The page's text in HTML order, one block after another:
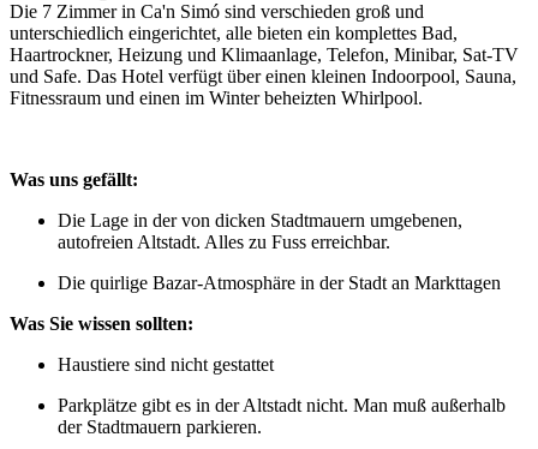
Die 7 Zimmer in Ca'n Simó sind verschieden groß und
unterschiedlich eingerichtet, alle bieten ein komplettes Bad,
Haartrockner, Heizung und Klimaanlage, Telefon, Minibar, Sat-TV
und Safe. Das Hotel verfügt über einen kleinen Indoorpool, Sauna,
Fitnessraum und einen im Winter beheizten Whirlpool.
Was uns gefällt:
Die Lage in der von dicken Stadtmauern umgebenen,
autofreien Altstadt. Alles zu Fuss erreichbar.
Die quirlige Bazar-Atmosphäre in der Stadt an Markttagen
Was Sie wissen sollten:
Haustiere sind nicht gestattet
Parkplätze gibt es in der Altstadt nicht. Man muß außerhalb
der Stadtmauern parkieren.